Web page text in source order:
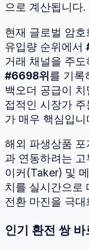
으로 계산됩니다.
현재 글로벌 암
유입량 순위에서
거래 채널을 주
#6698위를 기록
백오더 공급이
접적인 시장가
가 매우 핵심입니
해외 파생상품
과 연동하려는
이커(Taker) 및
치를 실시간으로
전환 마진을 극
인기 환전 쌍 바